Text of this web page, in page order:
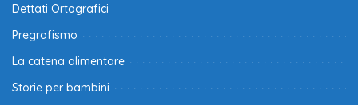
Dettati Ortografici
Pregrafismo
La catena alimentare
Storie per bambini